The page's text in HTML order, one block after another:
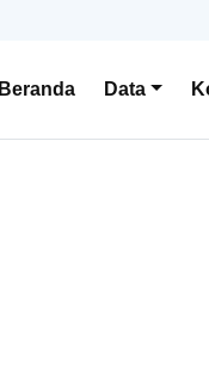
Beranda Data